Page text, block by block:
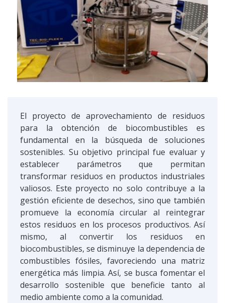
El proyecto de aprovechamiento de residuos
para la obtención de biocombustibles es
fundamental en la búsqueda de soluciones
sostenibles. Su objetivo principal fue evaluar y
establecer parámetros que permitan
transformar residuos en productos industriales
valiosos. Este proyecto no solo contribuye a la
gestión eficiente de desechos, sino que también
promueve la economía circular al reintegrar
estos residuos en los procesos productivos. Así
mismo, al convertir los residuos en
biocombustibles, se disminuye la dependencia de
combustibles fósiles, favoreciendo una matriz
energética más limpia. Así, se busca fomentar el
desarrollo sostenible que beneficie tanto al
medio ambiente como a la comunidad.